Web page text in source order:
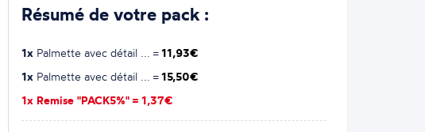
Résumé de votre pack :
1x Palmette avec détail ... =11,93€
1x Palmette avec détail ... =15,50€
1x Remise "PACK5%" =1,37€